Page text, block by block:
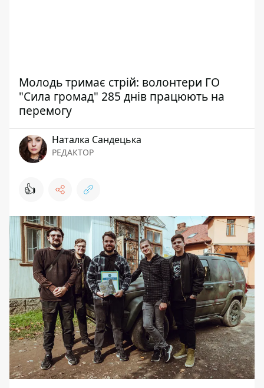
Молодь тримає стрій: волонтери ГО
"Сила громад" 285 днів працюють на
перемогу
Наталка Сандецька
РЕДАКТОР
👍